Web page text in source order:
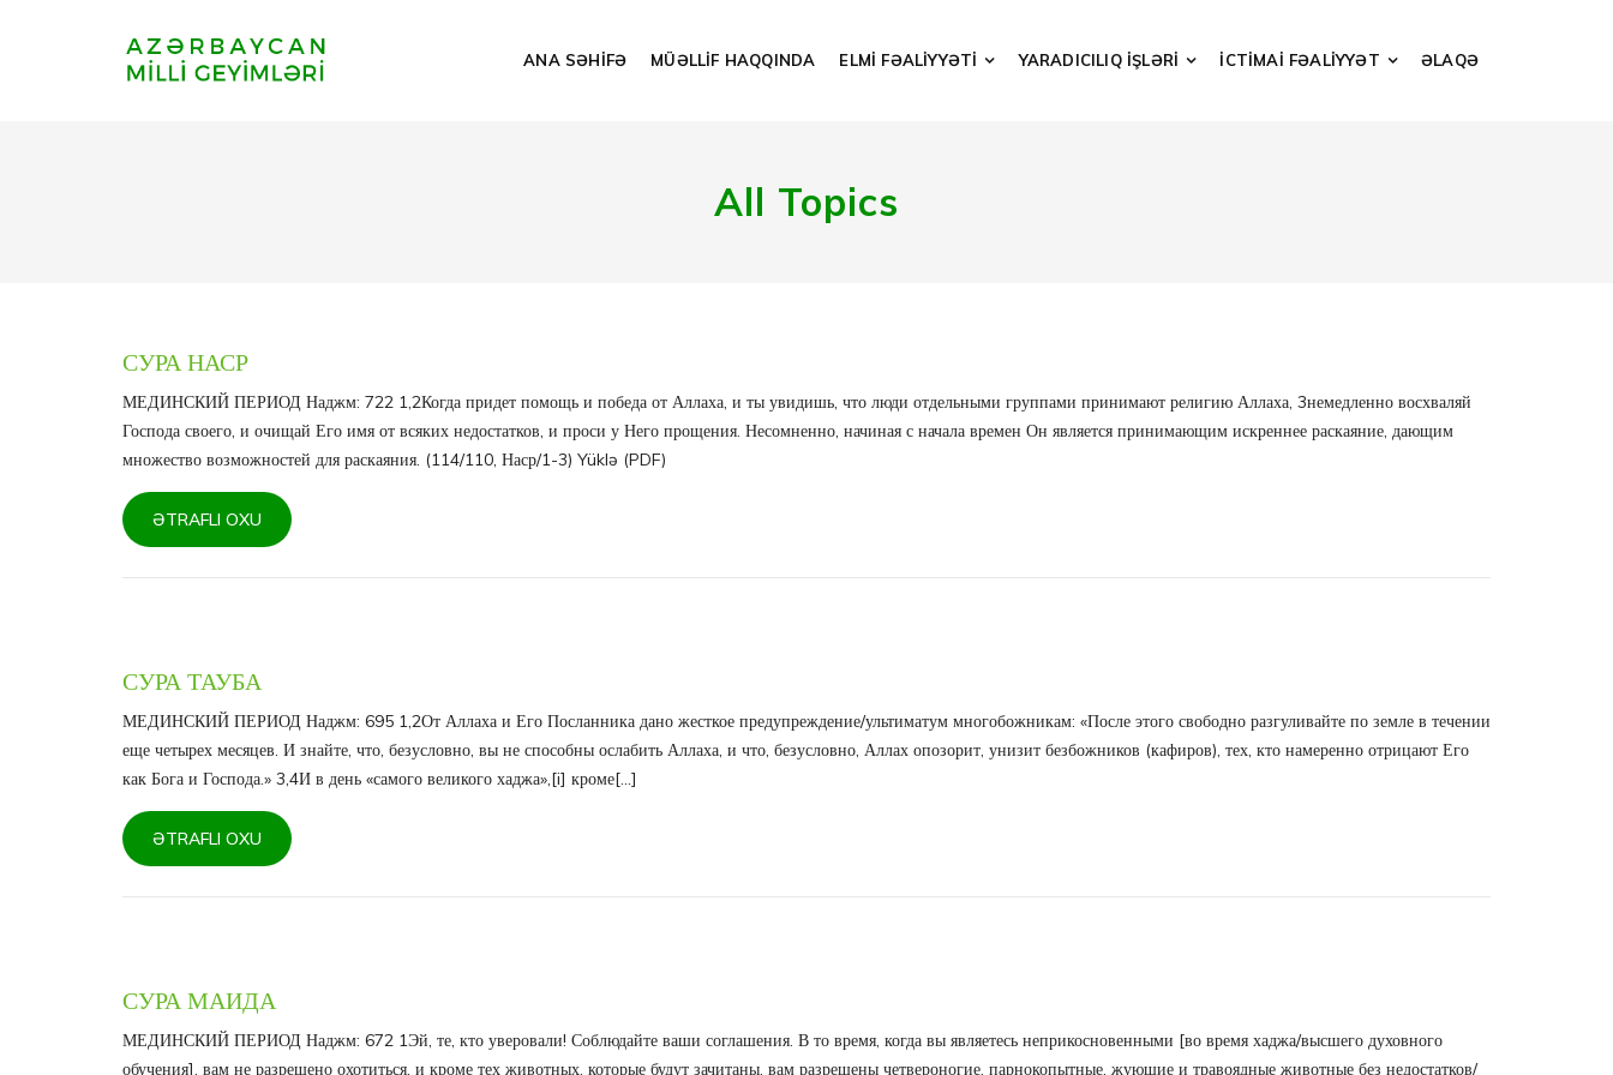
ANA SƏHİFƏ MÜƏLLİF HAQQINDA ELMİ FƏALİYYƏTİ YARADICILIQ İŞLƏRİ İCTİMAİ FƏALİYYƏT ƏLAQƏ
All Topics
СУРА НАСР
МЕДИНСКИЙ ПЕРИОД Наджм: 722 1,2Когда придет помощь и победа от Аллаха, и ты увидишь, что люди отдельными группами принимают религию Аллаха, 3немедленно восхваляй
Господа своего, и очищай Его имя от всяких недостатков, и проси у Него прощения. Несомненно, начиная с начала времен Он является принимающим искреннее раскаяние, дающим
множество возможностей для раскаяния. (114/110, Наср/1-3) Yüklə (PDF)
ƏTRAFLI OXU
СУРА ТАУБА
МЕДИНСКИЙ ПЕРИОД Наджм: 695 1,2От Аллаха и Его Посланника дано жесткое предупреждение/ультиматум многобожникам: «После этого свободно разгуливайте по земле в течении
еще четырех месяцев. И знайте, что, безусловно, вы не способны ослабить Аллаха, и что, безусловно, Аллах опозорит, унизит безбожников (кафиров), тех, кто намеренно отрицают Его
как Бога и Господа.» 3,4И в день «самого великого хаджа»,[i] кроме[...]
ƏTRAFLI OXU
СУРА МАИДА
МЕДИНСКИЙ ПЕРИОД Наджм: 672 1Эй, те, кто уверовали! Соблюдайте ваши соглашения. В то время, когда вы являетесь неприкосновенными [во время хаджа/высшего духовного
обучения], вам не разрешено охотиться, и кроме тех животных, которые будут зачитаны, вам разрешены четвероногие, парнокопытные, жующие и травоядные животные без недостатков/